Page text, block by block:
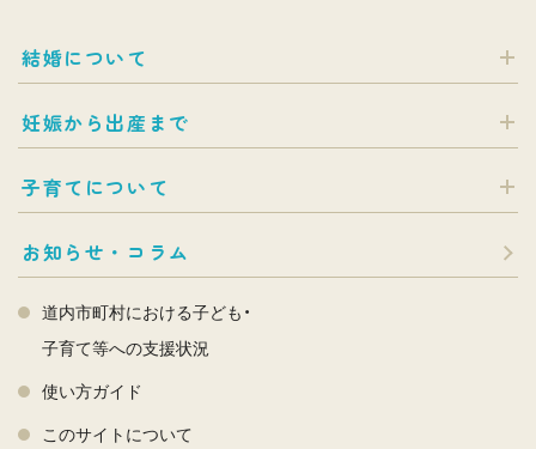
結婚について
妊娠から出産まで
子育てについて
お知らせ・コラム
道内市町村における子ども・
子育て等への支援状況
使い方ガイド
このサイトについて